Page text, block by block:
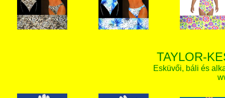
TAYLOR-
Esküvői, báli és